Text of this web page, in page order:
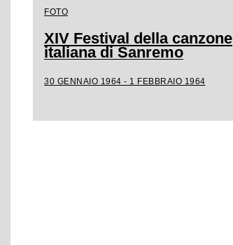
FOTO
XIV Festival della canzone
italiana di Sanremo
30 GENNAIO 1964 - 1 FEBBRAIO 1964